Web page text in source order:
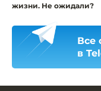
жизни. Не ожидали?
Все
в